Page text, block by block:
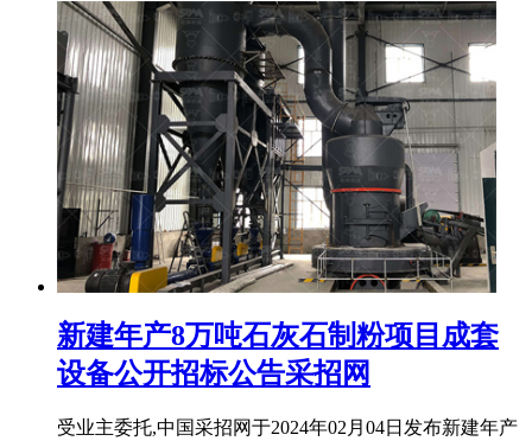
新建年产8万吨石灰石制粉项目成套
设备公开招标公告采招网
受业主委托,中国采招网于2024年02月04日发布新建年产